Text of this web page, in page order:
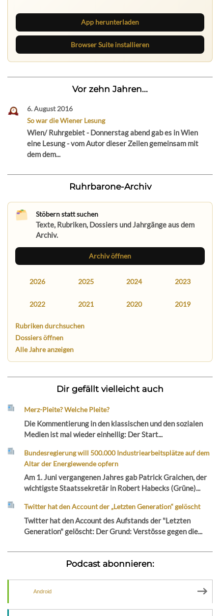
App herunterladen
Browser Suite installieren
Vor zehn Jahren...
6. August 2016
So war die Wiener Lesung
Wien/ Ruhrgebiet - Donnerstag abend gab es in Wien
eine Lesung - vom Autor dieser Zeilen gemeinsam mit
dem dem...
Ruhrbarone-Archiv
Stöbern statt suchen
Texte, Rubriken, Dossiers und Jahrgänge aus dem
Archiv.
Archiv öffnen
2026 2025 2024 2023
2022 2021 2020 2019
Rubriken durchsuchen
Dossiers öffnen
Alle Jahre anzeigen
Dir gefällt vielleicht auch
Merz-Pleite? Welche Pleite?
Die Kommentierung in den klassischen und den sozialen
Medien ist mal wieder einhellig: Der Start...
Bundesregierung will 500.000 Industriearbeitsplätze auf dem
Altar der Energiewende opfern
Am 1. Juni vergangenen Jahres gab Patrick Graichen, der
wichtigste Staatssekretär in Robert Habecks (Grüne)...
Twitter hat den Account der „Letzten Generation“ gelöscht
Twitter hat den Account des Aufstands der "Letzten
Generation" gelöscht: Der Grund: Verstösse gegen die...
Podcast abonnieren:
Android